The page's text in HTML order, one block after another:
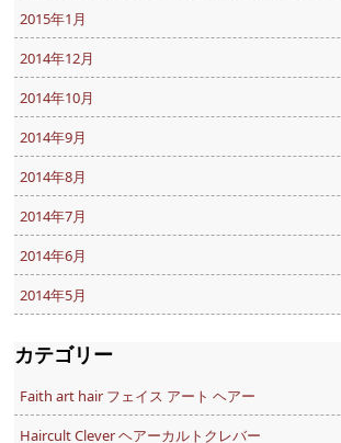
2015年1月
2014年12月
2014年10月
2014年9月
2014年8月
2014年7月
2014年6月
2014年5月
カテゴリー
Faith art hair フェイス アート ヘアー
Haircult Clever ヘアーカルトクレバー